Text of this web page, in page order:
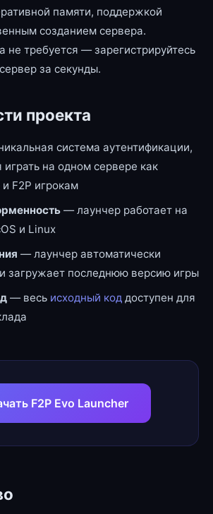
памяти, поддержкой
созданием сервера.
не требуется — зарегистрируйтесь
за секунды.
проекта
система аутентификации,
на одном сервере как
F2P игрокам
— лаунчер работает на
и Linux
— лаунчер автоматически
загружает последнюю версию игры
— весь исходный код доступен для
F2P Evo Launcher